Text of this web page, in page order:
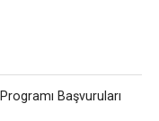
Başvuruları